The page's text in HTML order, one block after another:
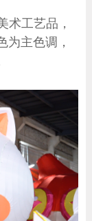
术工艺品，
为主色调，